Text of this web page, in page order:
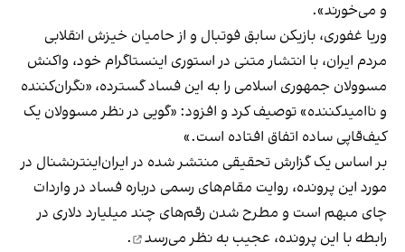
و می‌خورند».
وریا غفوری، بازیکن سابق فوتبال و از حامیان خیزش انقلابی
مردم ایران، با انتشار متنی در استوری اینستاگرام خود، واکنش
مسوولان جمهوری اسلامی را به این فساد گسترده، «نگران‌کننده
و ناامیدکننده» توصیف کرد و افزود: «گویی در نظر مسوولان یک
کیف‌قاپی ساده اتفاق افتاده است.»
بر اساس یک گزارش‌ تحقیقی منتشر شده در ایران‌اینترنشنال در
مورد این پرونده، روایت مقام‌های رسمی درباره فساد در واردات
چای مبهم است و مطرح شدن رقم‌های چند میلیارد دلاری در
رابطه با این پرونده، عجیب به نظر می‌رسد
.